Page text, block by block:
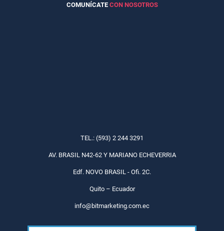
COMUNÍCATE CON NOSOTROS
TEL.: (593) 2 244 3291
AV. BRASIL N42-62 Y MARIANO ECHEVERRIA
Edf. NOVO BRASIL - Ofi. 2C.
Quito – Ecuador
info@bitmarketing.com.ec